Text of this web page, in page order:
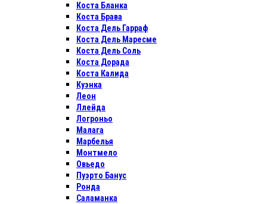
Коста Бланка
Коста Брава
Коста Дель Гарраф
Коста Дель Маресме
Коста Дель Соль
Коста Дорада
Коста Калида
Куэнка
Леон
Ллейда
Логроньо
Малага
Марбелья
Монтмело
Овьедо
Пуэрто Банус
Ронда
Саламанка